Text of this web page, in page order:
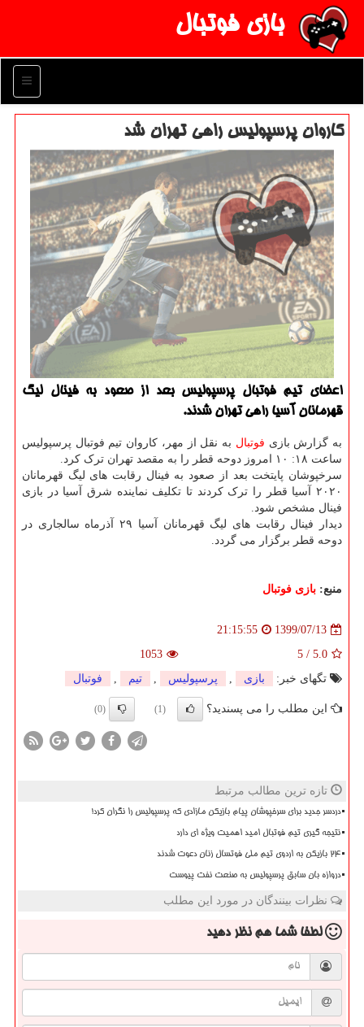
بازی فوتبال
منو
كاروان پرسپولیس راهی تهران شد
اعضای تیم فوتبال پرسپولیس بعد از صعود به فینال لیگ
قهرمانان آسیا راهی تهران شدند.
به گزارش بازی فوتبال به نقل از مهر، کاروان تیم فوتبال پرسپولیس
ساعت ۱۸: ۱۰ امروز دوحه قطر را به مقصد تهران ترک کرد.
سرخپوشان پایتخت بعد از صعود به فینال رقابت های لیگ قهرمانان
۲۰۲۰ آسیا قطر را ترک کردند تا تکلیف نماینده شرق آسیا در بازی
فینال مشخص شود.
دیدار فینال رقابت های لیگ قهرمانان آسیا ۲۹ آذرماه سالجاری در
دوحه قطر برگزار می گردد.
منبع: بازی فوتبال
1399/07/13
21:15:55
5.0
/
5
1053
تگهای خبر:
بازی , پرسپولیس , تیم , فوتبال
این مطلب را می پسندید؟ (1)
(0)
تازه ترین مطالب مرتبط
دردسر جدید برای سرخپوشان پیام بازیکن مازادی که پرسپولیس را نگران کرد!
نتیجه گیری تیم فوتبال امید اهمیت ویژه ای دارد
۲۴ بازیکن به اردوی تیم ملی فوتسال زنان دعوت شدند
دروازه بان سابق پرسپولیس به صنعت نفت پیوست
نظرات بینندگان در مورد این مطلب
لطفا شما همنظر دهید